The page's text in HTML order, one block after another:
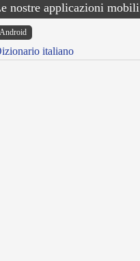
nostre applicazioni mobili
Android
italiano